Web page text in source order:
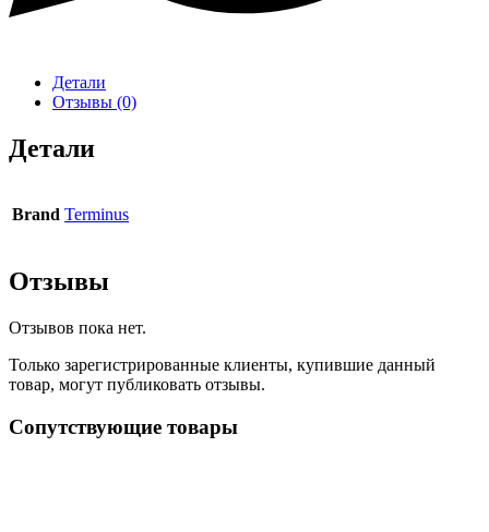
Детали
Отзывы (0)
Детали
Brand Terminus
Отзывы
Отзывов пока нет.
Только зарегистрированные клиенты, купившие данный
товар, могут публиковать отзывы.
Сопутствующие товары